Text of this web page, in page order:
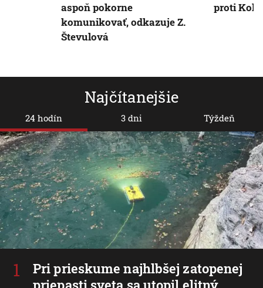
Najčítanejšie
24 hodín
Pri prieskume najhlbšej zatopenej
3 dni Týždeň
aspoň pokorne
komunikovať, odkazuje Z.
Števulová
proti